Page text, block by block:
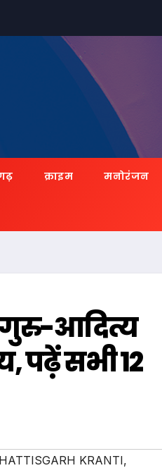
क्राइम मनोरंजन
आदित्य
पढ़ें सभी 12
KRANTI,